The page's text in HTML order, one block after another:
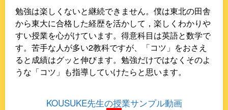
勉強は楽しくないと継続できません。僕は東北の田舎
から東大に合格した経歴を活かして，楽しくわかりや
すい授業を心がけています。得意科目は英語と数学で
す。苦手な人が多い2教科ですが、「コツ」をおさえ
ると成績はグッと伸びます。勉強だけではなくそのよ
うな「コツ」も指導していけたらと思います。
KOUSUKE先生の授業サンプル動画